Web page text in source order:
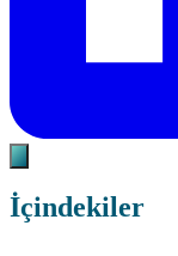
İçindekiler